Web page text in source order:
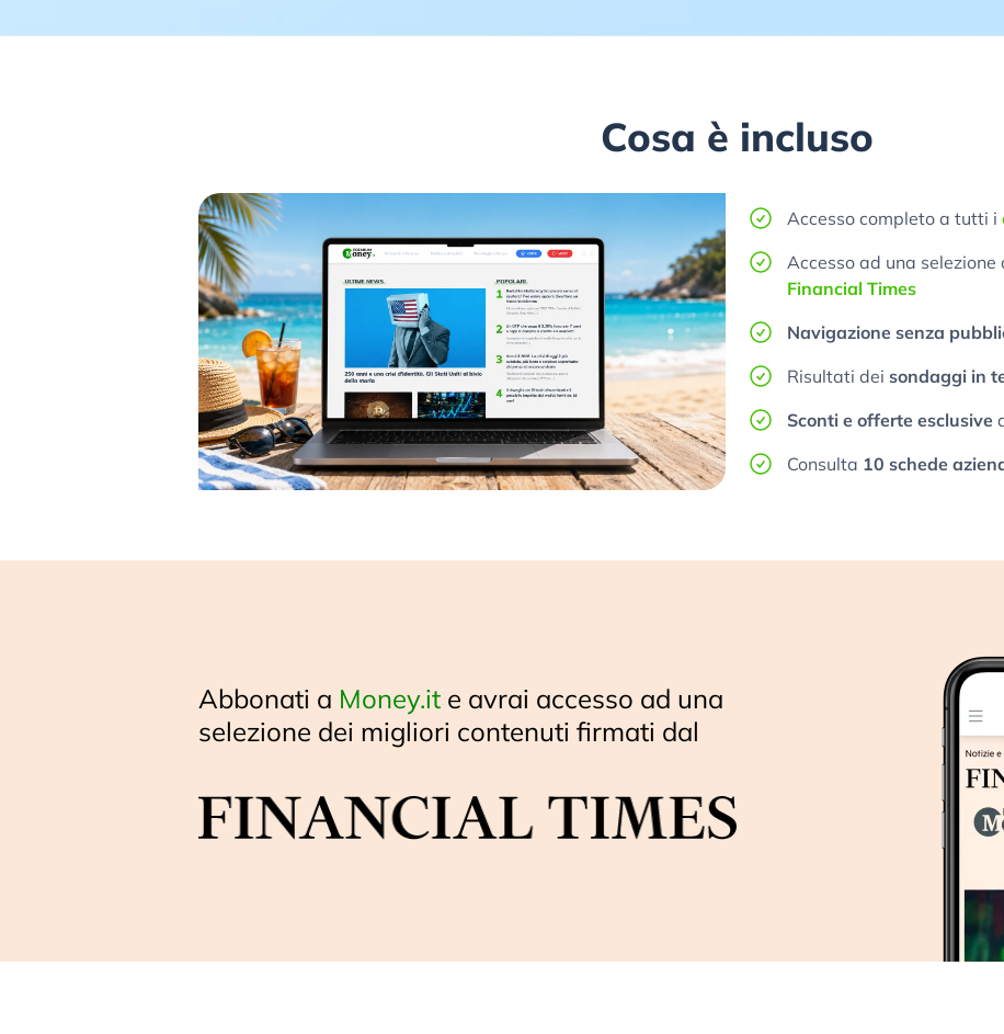
Cosa è incluso
Accesso completo a tutti i
Accesso ad una
Financial Times
Navigazione senza
Risultati dei sondaggi in
Sconti e offerte esclusive
Consulta 10 schede
Abbonati a Money.it e avrai accesso ad una
selezione dei migliori contenuti firmati dal